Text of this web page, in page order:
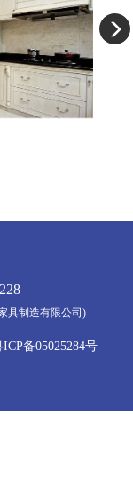
具制造有限公司)
ICP备05025284号